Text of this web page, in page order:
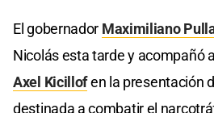
El gobernador Maximiliano
Nicolás esta tarde y acompañó
Axel Kicillofen la presentación
destinada a combatir el